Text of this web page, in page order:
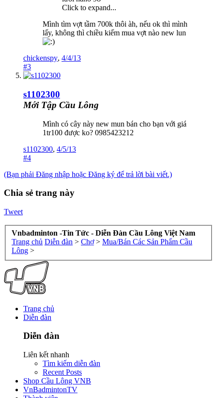
Click to expand...
Mình tìm vợt tầm 700k thôi àh, nếu ok thì mình
lấy, không thì chiều kiếm mua vợt nào new lun
chickenspy, 4/4/13
#3
s1102300
Mới Tập Cầu Lông
Mình có cây này new mun bán cho bạn với giá
1tr100 được ko? 0985423212
s1102300, 4/5/13
#4
(Bạn phải Đăng nhập hoặc Đăng ký để trả lời bài viết.)
Chia sẻ trang này
Tweet
Vnbadminton -Tin Tức - Diễn Đàn Cầu Lông Việt Nam
Trang chủ Diễn đàn > Chợ > Mua/Bán Các Sản Phẩm Cầu
Lông >
Trang chủ
Diễn đàn
Diễn đàn
Liên kết nhanh
Tìm kiếm diễn đàn
Recent Posts
Shop Cầu Lông VNB
VnBadmintonTV